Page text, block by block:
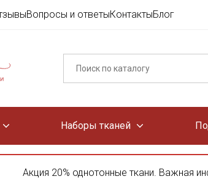
Вопросы и ответыКонтактыБлог
Наборы тканей
Акция 20% однотонные ткани. Важная